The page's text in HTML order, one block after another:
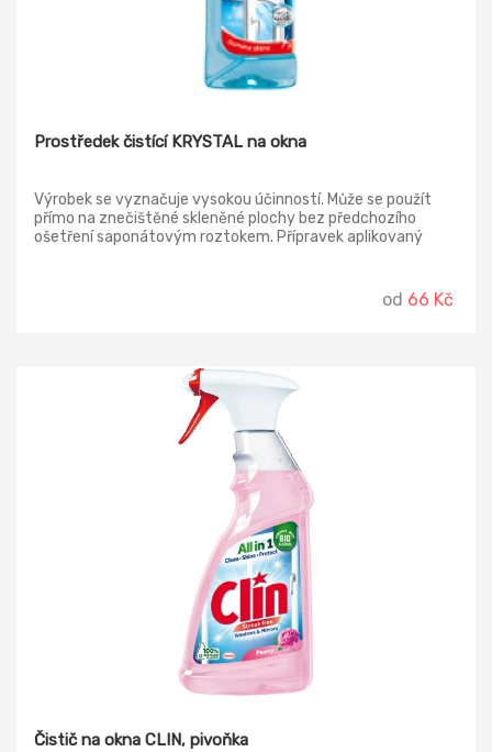
Prostředek čistící KRYSTAL na okna
Výrobek se vyznačuje vysokou účinností. Může se použít
přímo na znečištěné skleněné plochy bez předchozího
ošetření saponátovým roztokem. Přípravek aplikovaný
složení má vysoké mycí účinky. Skleněné plochy, ošetřené
tímto výrobkem, odpuzují vodu a tím pádem jsou lépe
od 66 Kč
Čistič na okna CLIN, pivoňka